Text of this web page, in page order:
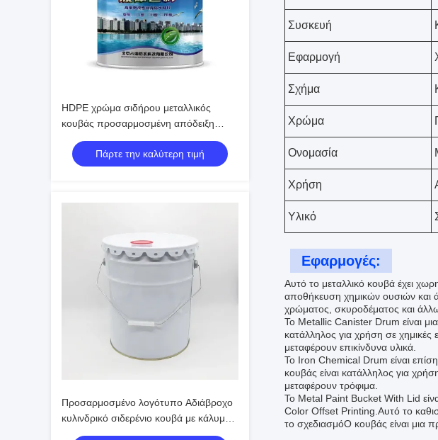
HDPE χρώμα σιδήρου μεταλλικός
κουβάς προσαρμοσμένη απόδειξη
διαρροής για βιομηχανική αποθήκευση
υγρών χημικών
Πάρτε την καλύτερη τιμή
Προσαρμοσμένο λογότυπο Αδιάβροχο
κυλινδρικό σιδερένιο κουβά με κάλυμμα
για αποθήκευση χημικών υγρών
Συσκευή
Εφαρμογή
Σχήμα
Χρώμα
Ονομασία
Χρήση
Υλικό
Εφαρμογές:
Αυτό το μεταλλικό κουβά έχει
αποθήκευση χημικών ουσιών και
χρώματος, σκυροδέματος και
Το Metallic Canister Drum είναι μια
κατάλληλος για χρήση σε χημικές
μεταφέρουν επικίνδυνα υλικά.
Το Iron Chemical Drum είναι
κουβάς είναι κατάλληλος για
μεταφέρουν τρόφιμα.
Το Metal Paint Bucket With Lid
Color Offset Printing.Αυτό το
το σχεδιασμόΟ κουβάς είναι μια